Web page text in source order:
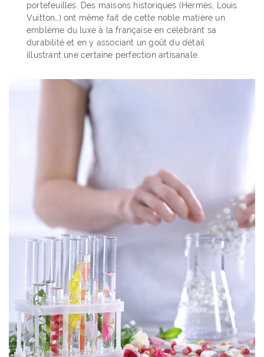
portefeuilles. Des maisons historiques (Hermès, Louis
Vuitton…) ont même fait de cette noble matière un
emblème du luxe à la française en célébrant sa
durabilité et en y associant un goût du détail
illustrant une certaine perfection artisanale.